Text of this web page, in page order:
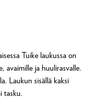
Tuike laukussa on
avaimille ja huulirasvalle.
Laukun sisällä kaksi
tasku.